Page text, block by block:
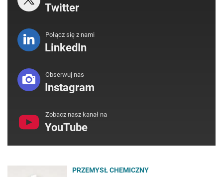
Twitter
Połącz się z nami
LinkedIn
Obserwuj nas
Instagram
Zobacz nasz kanał na
YouTube
PRZEMYSŁ CHEMICZNY